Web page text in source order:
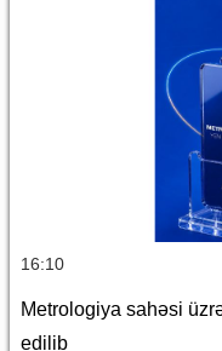
16:10
Metrologiya sahəsi
edilib